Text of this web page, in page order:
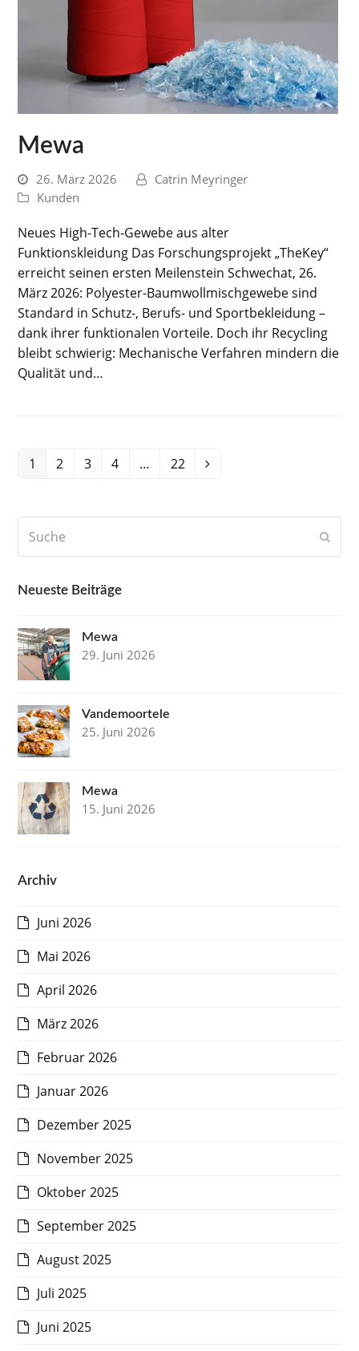
Mewa
26. März 2026
Catrin Meyringer
Kunden
Neues High-Tech-Gewebe aus alter
Funktionskleidung Das Forschungsprojekt „TheKey“
erreicht seinen ersten Meilenstein Schwechat, 26.
März 2026: Polyester-Baumwollmischgewebe sind
Standard in Schutz-, Berufs- und Sportbekleidung –
dank ihrer funktionalen Vorteile. Doch ihr Recycling
bleibt schwierig: Mechanische Verfahren mindern die
Qualität und…
Seite
1 Seite
2 Seite
3 Seite
4 … Seite
22
Neueste Beiträge
Mewa
29. Juni 2026
Vandemoortele
25. Juni 2026
Mewa
15. Juni 2026
Archiv
Juni 2026
Mai 2026
April 2026
März 2026
Februar 2026
Januar 2026
Dezember 2025
November 2025
Oktober 2025
September 2025
August 2025
Juli 2025
Juni 2025